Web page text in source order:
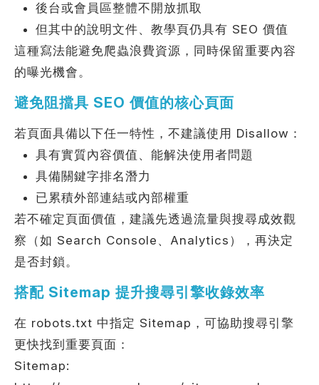
後台或會員區整體不開放抓取
但其中的說明文件、教學頁仍具有 SEO 價值
這種寫法能避免爬蟲浪費資源，同時保留重要內容
的曝光機會。
避免阻擋具 SEO 價值的核心頁面
若頁面具備以下任一特性，不建議使用 Disallow：
具有實質內容價值、能解決使用者問題
具備關鍵字排名潛力
已累積外部連結或內部權重
若不確定頁面價值，建議先透過流量與搜尋成效觀
察（如 Search Console、Analytics），再決定
是否封鎖。
搭配 Sitemap 提升搜尋引擎收錄效率
在 robots.txt 中指定 Sitemap，可協助搜尋引擎
更快找到重要頁面：
Sitemap: